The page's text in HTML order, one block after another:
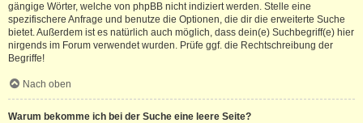
gängige Wörter, welche von phpBB nicht indiziert werden. Stelle eine
spezifischere Anfrage und benutze die Optionen, die dir die erweiterte Suche
bietet. Außerdem ist es natürlich auch möglich, dass dein(e) Suchbegriff(e) hier
nirgends im Forum verwendet wurden. Prüfe ggf. die Rechtschreibung der
Begriffe!
Nach oben
Warum bekomme ich bei der Suche eine leere Seite?